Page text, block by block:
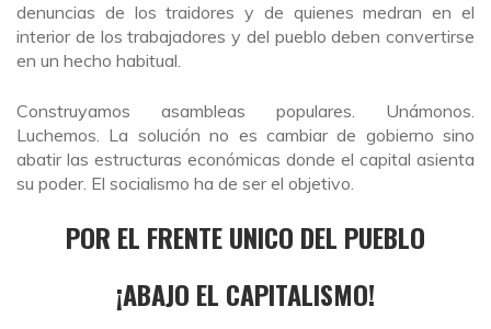
denuncias de los traidores y de quienes medran en el
interior de los trabajadores y del pueblo deben convertirse
en un hecho habitual.
Construyamos asambleas populares. Unámonos.
Luchemos. La solución no es cambiar de gobierno sino
abatir las estructuras económicas donde el capital asienta
su poder. El socialismo ha de ser el objetivo.
POR EL FRENTE UNICO DEL PUEBLO
¡ABAJO EL CAPITALISMO!